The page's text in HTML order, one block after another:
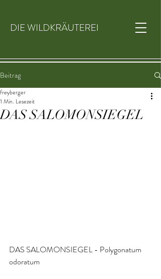
DIE WILDKRÄUTEREI
Beitrag
DAS SALOMONSIEGEL
freyberger
1 Min. Lesezeit
DAS SALOMONSIEGEL - Polygonatum
odoratum